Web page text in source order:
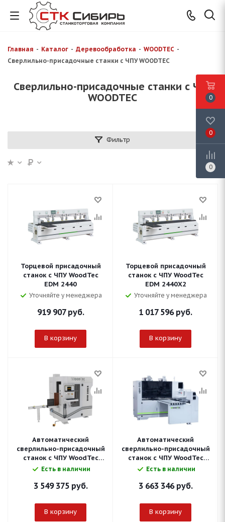
Главная - Каталог - Деревообработка - WOODTEC -
Сверлильно-присадочные станки с ЧПУ WOODTEC
Сверлильно-присадочные станки с ЧПУ
WOODTEC
Фильтр
Торцевой присадочный
станок с ЧПУ WoodTec
EDM 2440
Уточняйте у менеджера
919 907руб.
В корзину
Торцевой присадочный
станок с ЧПУ WoodTec
EDM 2440X2
Уточняйте у менеджера
1 017 596руб.
В корзину
Автоматический
сверлильно-присадочный
станок с ЧПУ WoodTec
BHM 2490 R
Есть в наличии
3 549 375руб.
В корзину
Автоматический
сверлильно-присадочный
станок с ЧПУ WoodTec
HBM 510L
Есть в наличии
3 663 346руб.
В корзину
0
0
0